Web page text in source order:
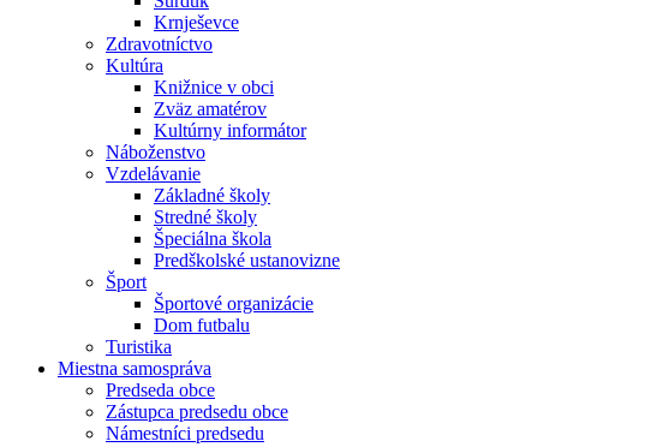
Krnješevce
Zdravotníctvo
Kultúra
Knižnice v obci
Zväz amatérov
Kultúrny informátor
Náboženstvo
Vzdelávanie
Základné školy
Stredné školy
Špeciálna škola
Predškolské ustanovizne
Šport
Športové organizácie
Dom futbalu
Turistika
Miestna samospráva
Predseda obce
Zástupca predsedu obce
Námestníci predsedu